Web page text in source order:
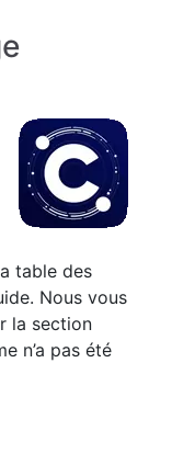
table des
Nous vous
la section
n’a pas été